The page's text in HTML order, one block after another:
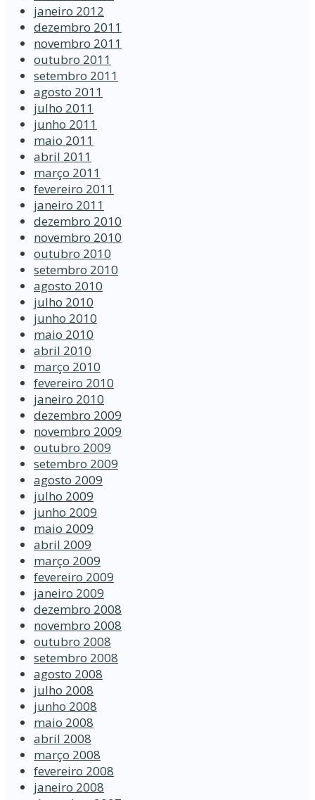
janeiro 2012
dezembro 2011
novembro 2011
outubro 2011
setembro 2011
agosto 2011
julho 2011
junho 2011
maio 2011
abril 2011
março 2011
fevereiro 2011
janeiro 2011
dezembro 2010
novembro 2010
outubro 2010
setembro 2010
agosto 2010
julho 2010
junho 2010
maio 2010
abril 2010
março 2010
fevereiro 2010
janeiro 2010
dezembro 2009
novembro 2009
outubro 2009
setembro 2009
agosto 2009
julho 2009
junho 2009
maio 2009
abril 2009
março 2009
fevereiro 2009
janeiro 2009
dezembro 2008
novembro 2008
outubro 2008
setembro 2008
agosto 2008
julho 2008
junho 2008
maio 2008
abril 2008
março 2008
fevereiro 2008
janeiro 2008